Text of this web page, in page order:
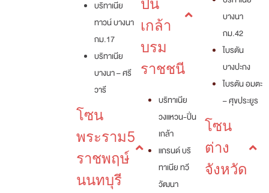
บริทาเนีย
ทาวน์ บางนา
กม.17
บริทาเนีย
บางนา – ศรี
วารี
โซน
พระราม5
ราชพฤษ์
นนทบุรี
ปิ่น
เกล้า
บรม
ราชชนี
บริทาเนีย
วงแหวน-ปิ่น
เกล้า
แกรนด์ บริ
ทาเนีย ทวี
วัฒนา
บางนา
กม.42
ไบรตัน
บางปะกง
ไบรตัน อมตะ
– ศุขประยูร
โซน
ต่าง
จังหวัด